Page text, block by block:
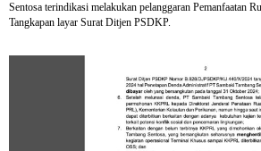
Sentosa terindikasi melakukan pelanggaran Pemanfaatan
Tangkapan layar Surat Ditjen PSDKP.